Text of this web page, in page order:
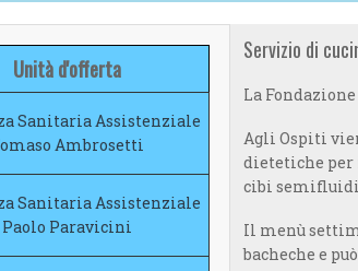
Servizio di
La
Agli Ospiti
dietetiche per
cibi semifluidi
Il menù
bacheche e
Unità d'offerta
SanitariaAssistenziale
Ambrosetti
SanitariaAssistenziale
Paolo Paravicini